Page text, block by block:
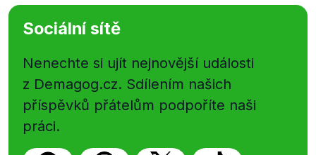
Sociální sítě
Nenechte si ujít nejnovější události
z Demagog.cz. Sdílením našich
příspěvků přátelům podpoříte naši
práci.